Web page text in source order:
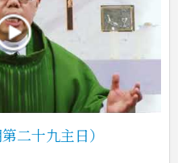
二十九主日）